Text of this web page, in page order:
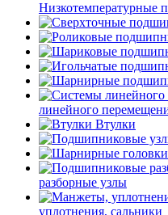
Низкотемпературные
линейного
Втулки
разборные узлы
уплотнения, сальники